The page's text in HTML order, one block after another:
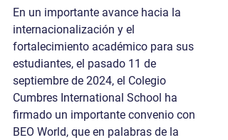
En un importante avance hacia la
internacionalización y el
fortalecimiento académico para sus
estudiantes, el pasado 11 de
septiembre de 2024, el Colegio
Cumbres International School ha
firmado un importante convenio con
BEO World, que en palabras de la